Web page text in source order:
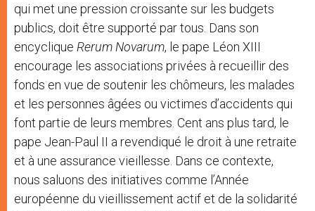
qui met une pression croissante sur les budgets
publics, doit être supporté par tous. Dans son
encyclique Rerum Novarum, le pape Léon XIII
encourage les associations privées à recueillir des
fonds en vue de soutenir les chômeurs, les malades
et les personnes âgées ou victimes d’accidents qui
font partie de leurs membres. Cent ans plus tard, le
pape Jean-Paul II a revendiqué le droit à une retraite
et à une assurance vieillesse. Dans ce contexte,
nous saluons des initiatives comme l’Année
européenne du vieillissement actif et de la solidarité